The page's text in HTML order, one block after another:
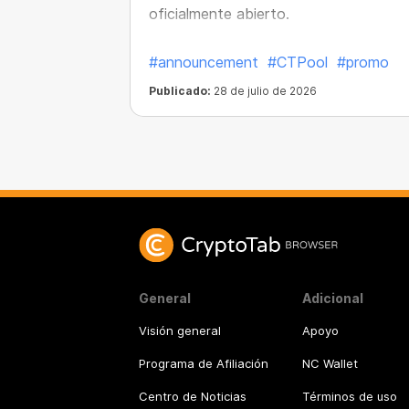
oficialmente abierto.
#announcement #CTPool #promo
Publicado: 28 de julio de 2026
General
Visión general
Programa de Afiliación
Centro de Noticias
Adicional
Apoyo
NC Wallet
Términos de uso